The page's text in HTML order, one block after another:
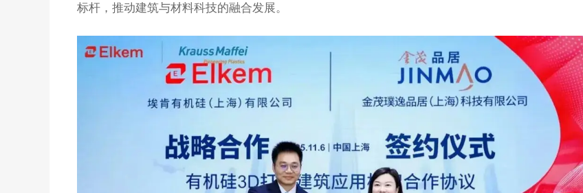
标杆，推动建筑与材料科技的融合发展。